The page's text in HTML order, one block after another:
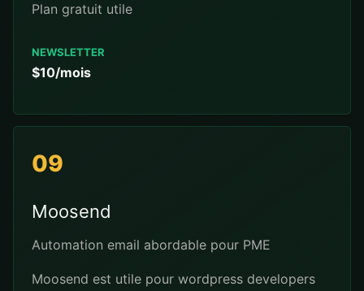
Plan gratuit utile
NEWSLETTER
$10/mois
09
Moosend
Automation email abordable pour PME
Moosend est utile pour wordpress developers